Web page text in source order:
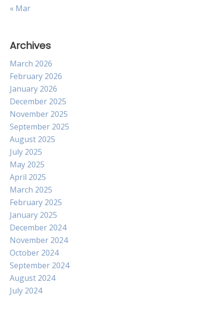
« Mar
Archives
March 2026
February 2026
January 2026
December 2025
November 2025
September 2025
August 2025
July 2025
May 2025
April 2025
March 2025
February 2025
January 2025
December 2024
November 2024
October 2024
September 2024
August 2024
July 2024